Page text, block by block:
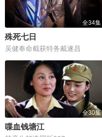
全34集
殊死七日
吴健奉命截获特务戴遂昌
全30集
喋血钱塘江